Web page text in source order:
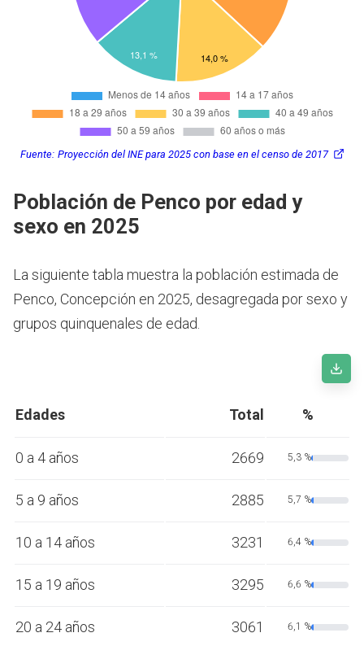
Fuente: Proyección del INE para 2025 con base en el censo de 2017
Población de Penco por edad y
sexo en 2025
La siguiente tabla muestra la población estimada de
Penco, Concepción en 2025, desagregada por sexo y
grupos quinquenales de edad.
Edades Total %
0 a 4 años 2669 5,3 %
5 a 9 años 2885 5,7 %
10 a 14 años 3231 6,4 %
15 a 19 años 3295 6,6 %
20 a 24 años 3061 6,1 %